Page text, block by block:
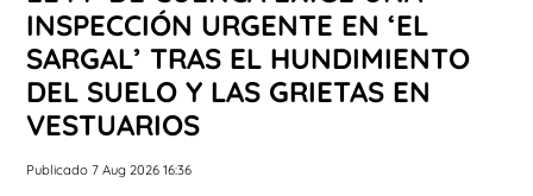
INSPECCIÓN URGENTE EN ‘EL
SARGAL’ TRAS EL HUNDIMIENTO
DEL SUELO Y LAS GRIETAS EN
VESTUARIOS
Publicado 7 Aug 2026 16:36